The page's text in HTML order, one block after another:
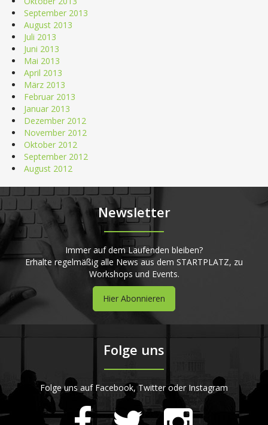
September 2013
August 2013
Juli 2013
Juni 2013
Mai 2013
April 2013
März 2013
Februar 2013
Januar 2013
Dezember 2012
November 2012
Oktober 2012
September 2012
August 2012
Newsletter
Immer auf dem Laufenden bleiben?
Erhalte regelmäßig alle News aus dem STARTPLATZ, zu
Workshops und Events.
Hier Abonnieren
Folge uns
Folge uns auf Facebook, Twitter oder Instagram